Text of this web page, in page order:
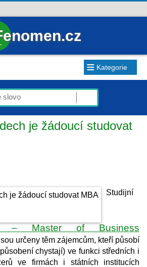
≡ Kategorie
je žádoucí studovat
Studijní
– Master of Business
určeny těm zájemcům, kteří působí
chystají) ve funkci středních i
ve firmách i státních institucích